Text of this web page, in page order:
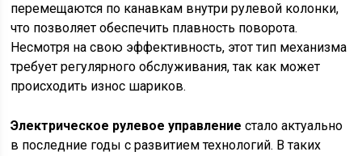
перемещаются по канавкам внутри рулевой колонки,
что позволяет обеспечить плавность поворота.
Несмотря на свою эффективность, этот тип механизма
требует регулярного обслуживания, так как может
происходить износ шариков.
Электрическое рулевое управление стало актуально
в последние годы с развитием технологий. В таких